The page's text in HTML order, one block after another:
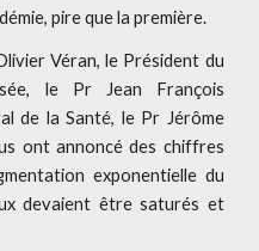
pire que la première.
Véran, le Président du
le Pr Jean François
de la Santé, le Pr Jérôme
ont annoncé des chiffres
exponentielle du
devaient être saturés et